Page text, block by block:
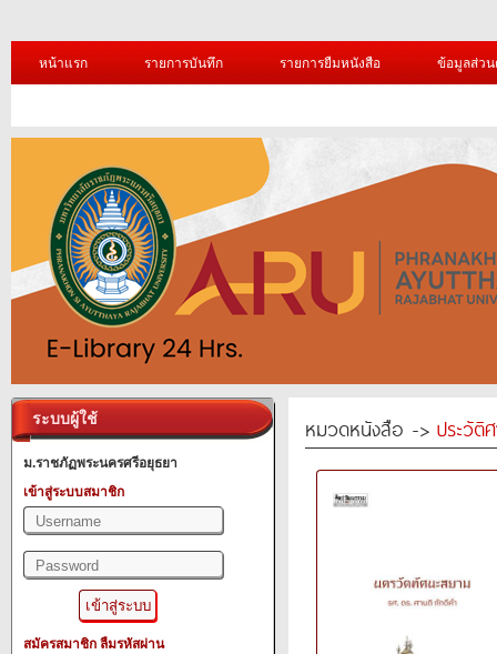
หน้าแรก รายการบันทึก รายการยืมหนังสือ ข้อมูลส่ว
ระบบผู้ใช้
ม.ราชภัฏพระนครศรีอยุธยา
เข้าสู่ระบบสมาชิก
สมัครสมาชิก ลืมรหัสผ่าน
หมวดหนังสือ -> ประวัติ